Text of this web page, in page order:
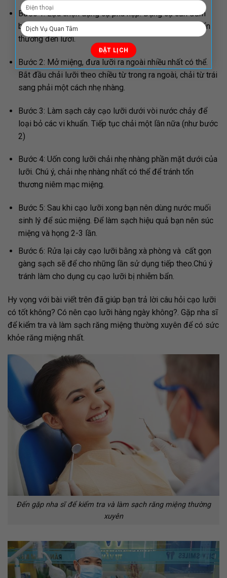
Bước 1:Lựa chọn dụng cụ phù hợp. Dụng cụ cần đảm
bảo sạch, cầm chắc chắn, đầu cạo mềm không làm tổn
thương đến lưỡi.
Bước 2: Mở miệng, đưa lưỡi ra ngoài nhiều nhất có thể.
Bắt đầu chải lưỡi theo chiều từ trong ra ngoài, chải từ trái
sang phải một cách nhẹ nhàng.
Bước 3: Làm sạch cây cạo lưỡi dưới vòi nước chảy để
loại bỏ các vi khuẩn. Tiếp tục chải một lần nữa (như bước
2)
Bước 4: Uốn cong lưỡi chải nhẹ nhàng phần mặt dưới của
lưỡi. Chú ý, chải nhẹ nhàng nhất có thể để tránh tổn
thương niêm mạc miệng.
Bước 5: Sau khi cạo lưỡi xong bạn nên dùng nước muối
sinh lý để súc miệng. Để làm sạch hiệu quả bạn nên súc
miệng và họng 2-3 lần.
Bước 6: Rửa lại cây cạo lưỡi bằng xà phòng và cất gọn
gàng sạch sẽ để cho những lần sử dụng tiếp theo.Chú ý
tránh làm cho dụng cụ cạo lưỡi bị nhiễm bẩn.
Hy vọng với bài viết trên đã giúp bạn trả lời câu hỏi cạo lưỡi
có tốt không? Có nên cạo lưỡi hàng ngày không?. Gặp nha sĩ
để kiểm tra và làm sạch răng miệng thường xuyên để có sức
khỏe răng miệng nhất.
Đến gặp nha sĩ để kiểm tra và làm sạch răng miệng thường
xuyên